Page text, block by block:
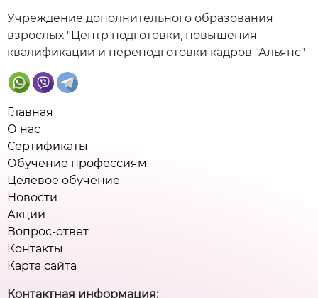
Учреждение дополнительного образования
взрослых "Центр подготовки, повышения
квалификации и переподготовки кадров "Альянс"
Главная
О нас
Сертификаты
Обучение профессиям
Целевое обучение
Новости
Акции
Вопрос-ответ
Контакты
Карта сайта
Контактная информация: